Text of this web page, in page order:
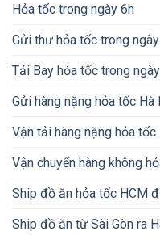
Hỏa tốc trong ngày 6h
Gửi thư hỏa tốc trong
Tải Bay hỏa tốc trong ngày
Gửi hàng nặng hỏa tốc Hà
Vận tải hàng nặng hỏa
Vận chuyển hàng không
Ship đồ ăn hỏa tốc HCM
Ship đồ ăn từ Sài Gòn ra